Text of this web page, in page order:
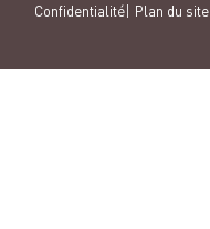
Confidentialité
Plan du site